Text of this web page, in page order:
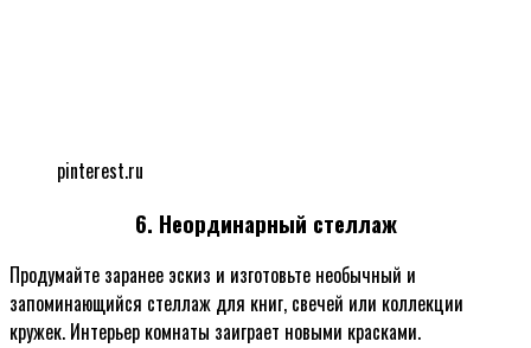
pinterest.ru
6. Неординарный стеллаж
Продумайте заранее эскиз и изготовьте необычный и
запоминающийся стеллаж для книг, свечей или коллекции
кружек. Интерьер комнаты заиграет новыми красками.